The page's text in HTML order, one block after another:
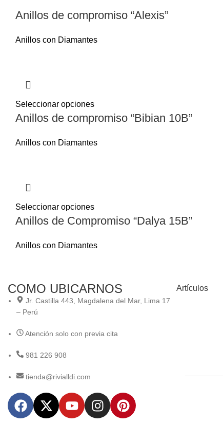
Anillos de compromiso “Alexis”
Anillos con Diamantes
Seleccionar opciones
Anillos de compromiso “Bibian 10B”
Anillos con Diamantes
Seleccionar opciones
Anillos de Compromiso “Dalya 15B”
Anillos con Diamantes
COMO UBICARNOS
Jr. Castilla 443, Magdalena del Mar, Lima 17
– Perú
Atención solo con previa cita
981 226 908
tienda@rivialldi.com
Artículos